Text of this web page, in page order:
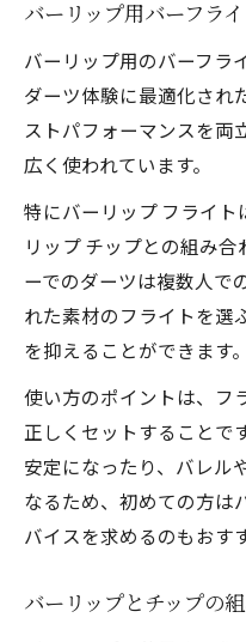
バーリップ用バーフラ
バーリップ用のバーフラ
ダーツ体験に最適化され
ストパフォーマンスを両
広く使われています。
特にバーリップ フライ
リップ チップとの組み
ーでのダーツは複数人で
れた素材のフライトを選
を抑えることができます。
使い方のポイントは、フ
正しくセットすることで
安定になったり、バレル
なるため、初めての方は
バイスを求めるのもおす
バーリップとチップの